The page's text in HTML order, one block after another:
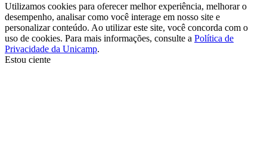
Utilizamos cookies para oferecer melhor experiência, melhorar o
desempenho, analisar como você interage em nosso site e
personalizar conteúdo. Ao utilizar este site, você concorda com o
uso de cookies. Para mais informações, consulte a Política de
Privacidade da Unicamp.
Estou ciente